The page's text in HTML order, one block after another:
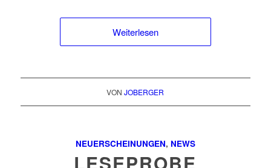
Weiterlesen
VONJOBERGER
NEUERSCHEINUNGEN, NEWS